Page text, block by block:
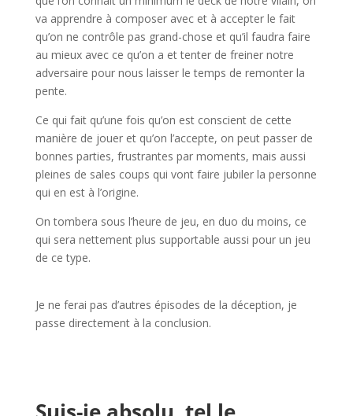
va apprendre à composer avec et à accepter le fait
qu’on ne contrôle pas grand-chose et qu’il faudra faire
au mieux avec ce qu’on a et tenter de freiner notre
adversaire pour nous laisser le temps de remonter la
pente.
Ce qui fait qu’une fois qu’on est conscient de cette
manière de jouer et qu’on l’accepte, on peut passer de
bonnes parties, frustrantes par moments, mais aussi
pleines de sales coups qui vont faire jubiler la personne
qui en est à l’origine.
On tombera sous l’heure de jeu, en duo du moins, ce
qui sera nettement plus supportable aussi pour un jeu
de ce type.
Je ne ferai pas d’autres épisodes de la déception, je
passe directement à la conclusion.